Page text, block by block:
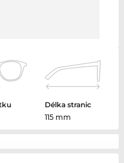
Délka stranic
115 mm